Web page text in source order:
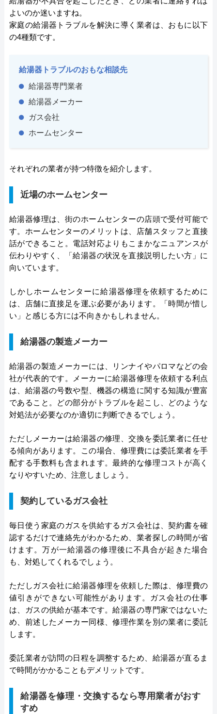
よいのか迷いますね。
家庭の給湯器トラブルを解決に導く業者は、おもに以下
の4種類です。
給湯器トラブルのおもな相談先
給湯器専門業者
給湯器メーカー
ガス会社
ホームセンター
それぞれの業者が持つ特徴を紹介します。
近場のホームセンター
給湯器修理は、街のホームセンターの店頭で受付可能で
す。ホームセンターのメリットは、店舗スタッフと直接
話ができること。電話対応よりもこまかなニュアンスが
伝わりやすく、「給湯器の状況を直接説明したい方」に
向いています。
しかしホームセンターに給湯器修理を依頼するために
は、店舗に直接足を運ぶ必要があります。「時間が惜し
い」と感じる方には不向きかもしれません。
給湯器の製造メーカー
給湯器の製造メーカーには、リンナイやパロマなどの会
社が代表的です。メーカーに給湯器修理を依頼する利点
は、給湯器の号数や型、機器の構造に関する知識が豊富
であること。どの部分がトラブルを起こし、どのような
対処法が必要なのか適切に判断できるでしょう。
ただしメーカーは給湯器の修理、交換を委託業者に任せ
る傾向があります。この場合、修理費には委託業者を手
配する手数料も含まれます。最終的な修理コストが高く
なりやすいため、注意しましょう。
契約しているガス会社
毎日使う家庭のガスを供給するガス会社は、契約書を確
認するだけで連絡先がわかるため、業者探しの時間が省
けます。万が一給湯器の修理後に不具合が起きた場合
も、対処してくれるでしょう。
ただしガス会社に給湯器修理を依頼した際は、修理費の
値引きができない可能性があります。ガス会社の仕事
は、ガスの供給が基本です。給湯器の専門家ではないた
め、前述したメーカー同様、修理作業を別の業者に委託
します。
委託業者が訪問の日程を調整するため、給湯器が直るま
で時間がかかることもデメリットです。
給湯器を修理・交換するなら専用業者がおす
すめ